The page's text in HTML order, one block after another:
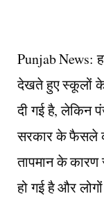
Punjab News:
देखते हुए स्कूलों के
दी गई है, लेकिन
सरकार के फैसले
तापमान के
हो गई है और